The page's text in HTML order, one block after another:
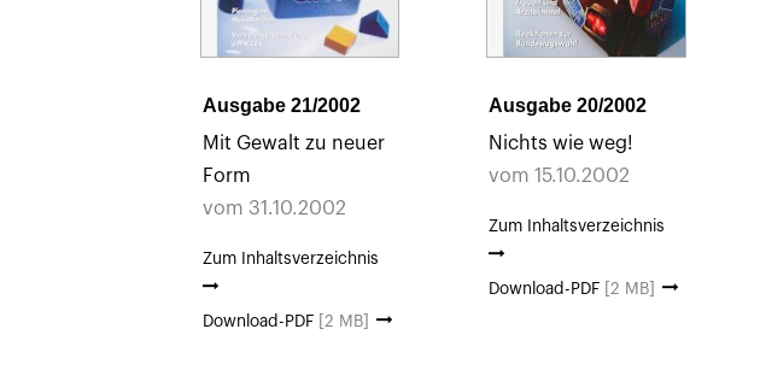
Ausgabe 21/2002
Mit Gewalt zu neuer
Form
vom 31.10.2002
Zum Inhaltsverzeichnis
Download-PDF [2 MB]
Ausgabe 20/2002
Nichts wie weg!
vom 15.10.2002
Zum Inhaltsverzeichnis
Download-PDF [2 MB]